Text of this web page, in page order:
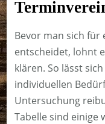
Bevor man sich für
entscheidet, lohnt
klären. So lässt
individuellen
Untersuchung
Tabelle sind einige